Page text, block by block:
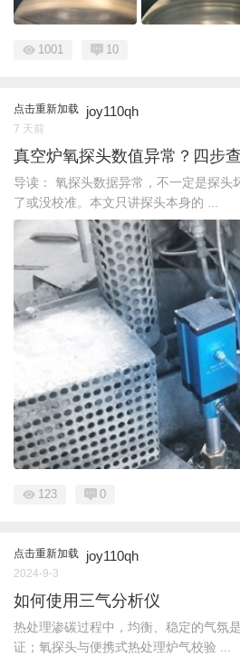
1001 10
点击重新加载 joy110qh
7 天前
真空炉氧探头数值异常？四步
导读： 氧探头数据异常，不一定是探
了或没校准。本文只讲探头本身的 ...
123 0
点击重新加载 joy110qh
2024-9-3
如何使用三气分析仪
热处理渗碳过程中，均衡、稳定的气氛
证；氧探头与便携式热处理炉气校验 ...